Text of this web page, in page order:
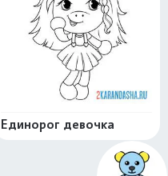
Единорог девочка